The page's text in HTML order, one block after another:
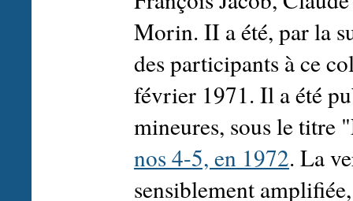
Morin. II a été, par la
des participants à ce
février 1971. Il a été
mineures, sous le titre
nos 4-5, en 1972. La
sensiblement